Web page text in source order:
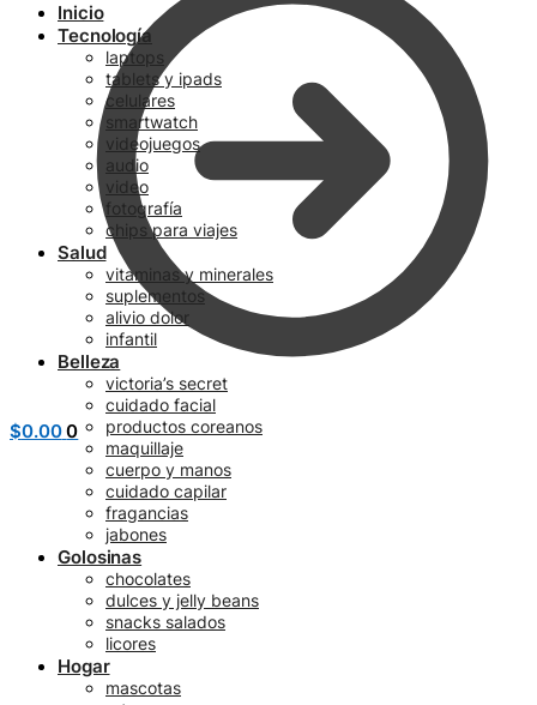
$0.00 0
Inicio
Tecnología
laptops
tablets y ipads
celulares
smartwatch
videojuegos
audio
video
fotografía
chips para viajes
Salud
vitaminas y minerales
suplementos
alivio dolor
infantil
Belleza
victoria’s secret
cuidado facial
productos coreanos
maquillaje
cuerpo y manos
cuidado capilar
fragancias
jabones
Golosinas
chocolates
dulces y jelly beans
snacks salados
licores
Hogar
mascotas